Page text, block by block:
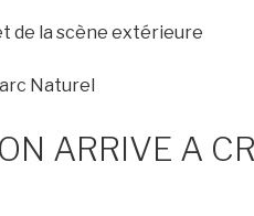
de la scène extérieure
Naturel
ARRIVE A